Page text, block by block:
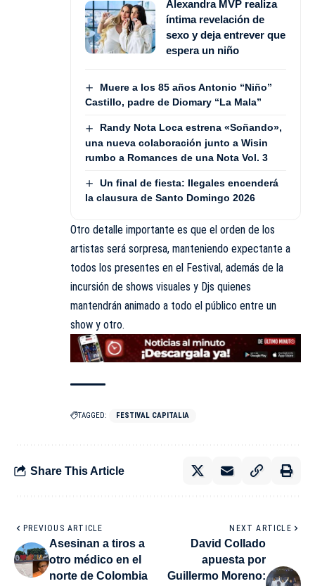
Alexandra MVP realiza
íntima revelación de
sexo y deja entrever que
espera un niño
Muere a los 85 años Antonio “Niño”
Castillo, padre de Diomary “La Mala”
Randy Nota Loca estrena «Soñando»,
una nueva colaboración junto a Wisin
rumbo a Romances de una Nota Vol. 3
Un final de fiesta: Ilegales encenderá
la clausura de Santo Domingo 2026
Otro detalle importante es que el orden de los
artistas será sorpresa, manteniendo expectante a
todos los presentes en el Festival, además de la
incursión de shows visuales y Djs quienes
mantendrán animado a todo el público entre un
show y otro.
TAGGED: FESTIVAL CAPITALIA
Share This Article
PREVIOUS ARTICLE
Asesinan a tiros a
otro médico en el
norte de Colombia
NEXT ARTICLE
David Collado
apuesta por
Guillermo Moreno: